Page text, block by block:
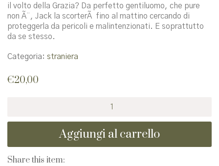
il volto della Grazia? Da perfetto gentiluomo, che pure
non Ã¨, Jack la scorterÃ fino al mattino cercando di
proteggerla da pericoli e malintenzionati. E soprattutto
da se stesso.
Categoria: straniera
€20,00
Aggiungi al carrello
Share this item: